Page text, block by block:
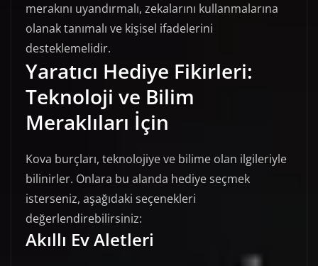
merakını uyandırmalı, zekalarını kullanmalarına
olanak tanımalı ve kişisel ifadelerini
desteklemelidir.
Yaratıcı Hediye Fikirleri:
Teknoloji ve Bilim
Meraklıları İçin
Kova burçları, teknolojiye ve bilime olan ilgileriyle
bilinirler. Onlara bu alanda hediye seçmek
isterseniz, aşağıdaki seçenekleri
değerlendirebilirsiniz:
Akıllı Ev Aletleri